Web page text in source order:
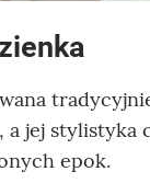
jej stylistyka
epok.